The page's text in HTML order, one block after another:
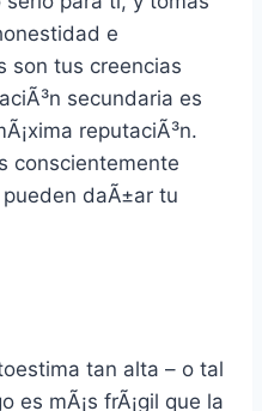
e
son tus creencias
secundaria es
reputaciÃ³n.
conscientemente
daÃ±ar tu
tan alta – o tal
es mÃ¡s frÃ¡gil que la